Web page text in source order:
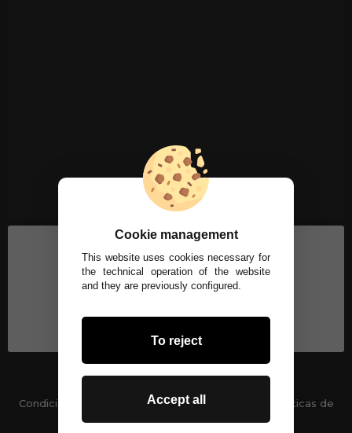
Condiciones generales Políticas de privacidad
Políticas de
Cookie management
This website uses cookies necessary for
the technical operation of the website
and they are previously configured.
To reject
Accept all